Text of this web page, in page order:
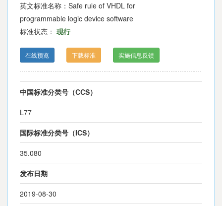
英文标准名称：Safe rule of VHDL for
programmable logic device software
标准状态： 现行
在线预览 下载标准 实施信息反馈
中国标准分类号（CCS）
L77
国际标准分类号（ICS）
35.080
发布日期
2019-08-30